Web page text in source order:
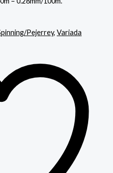
Pejerrey, Variada